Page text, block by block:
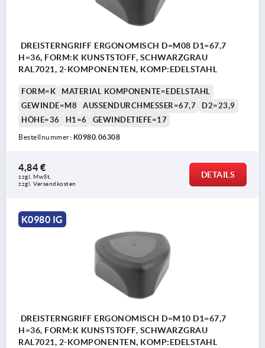
DREISTERNGRIFF ERGONOMISCH D=M08 D1=67,7
H=36, FORM:K KUNSTSTOFF, SCHWARZGRAU
RAL7021, 2-KOMPONENTEN, KOMP:EDELSTAHL
FORM=K
MATERIAL KOMPONENTE=EDELSTAHL
GEWINDE=M8
AUSSENDURCHMESSER=67,7
D2=23,9
HÖHE=36
H1=6 GEWINDETIEFE=17
Bestellnummer: K0980.06308
4,84 €
zzgl. MwSt.
zzgl. Versandkosten
DETAILS
K0980 IG
DREISTERNGRIFF ERGONOMISCH D=M10 D1=67,7
H=36, FORM:K KUNSTSTOFF, SCHWARZGRAU
RAL7021, 2-KOMPONENTEN, KOMP:EDELSTAHL